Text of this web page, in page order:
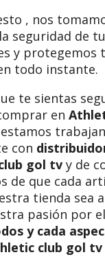
, nos
seguridad de
y protegemos
todo instante.
te sientas
en
con
gol tv y de
de que cada
tienda sea
pasión por
y cada
club gol tv